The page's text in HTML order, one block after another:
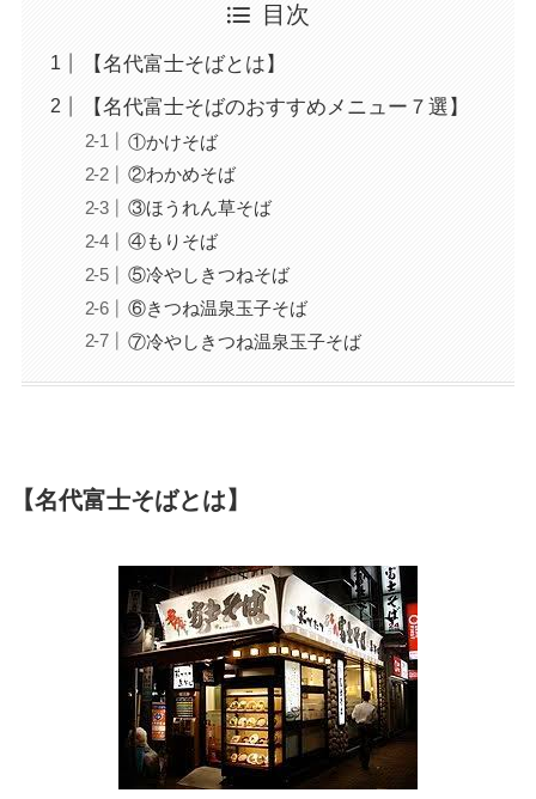
目次
【名代富士そばとは】
【名代富士そばのおすすめメニュー７選】
①かけそば
②わかめそば
③ほうれん草そば
④もりそば
⑤冷やしきつねそば
⑥きつね温泉玉子そば
⑦冷やしきつね温泉玉子そば
【名代富士そばとは】